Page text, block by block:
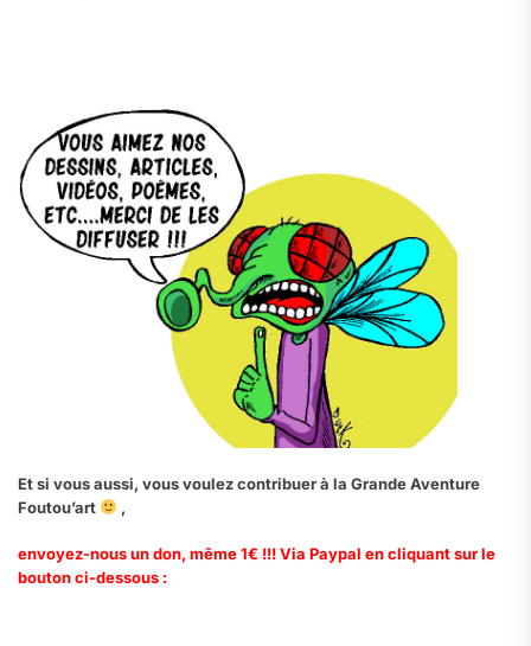
Et si vous aussi, vous voulez contribuer à la Grande Aventure
Foutou’art
,
envoyez-nous un don, même 1€ !!! Via Paypal en cliquant sur le
bouton ci-dessous :